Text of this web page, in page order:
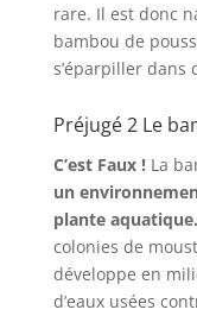
rare. Il est donc
bambou de
s’éparpiller dans
Préjugé 2 Le
C’est Faux !La
un
plante aquatique.
colonies de
développe en
d’eaux usées